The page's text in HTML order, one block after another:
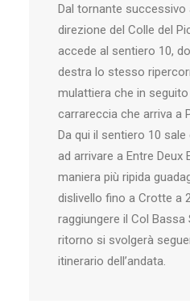
Dal tornante successivo
direzione del Colle del
accede al sentiero 10,
destra lo stesso
mulattiera che in
carrareccia che arriva a
Da qui il sentiero 10
ad arrivare a Entre Deux
maniera più ripida
dislivello fino a Crotte a
raggiungere il Col Bassa
ritorno si svolgerà
itinerario dell’andata.